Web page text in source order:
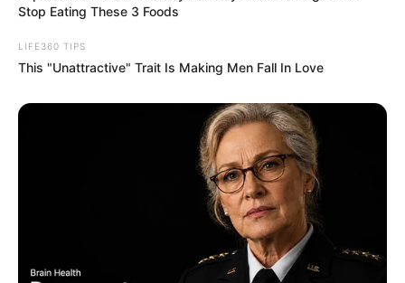
Stop Eating These 3 Foods
LIFE360 TIPS
This "Unattractive" Trait Is Making Men Fall In Love